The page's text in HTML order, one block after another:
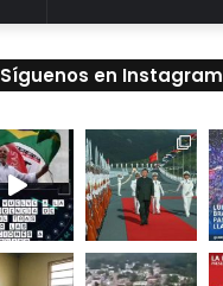
Síguenos en Instagram